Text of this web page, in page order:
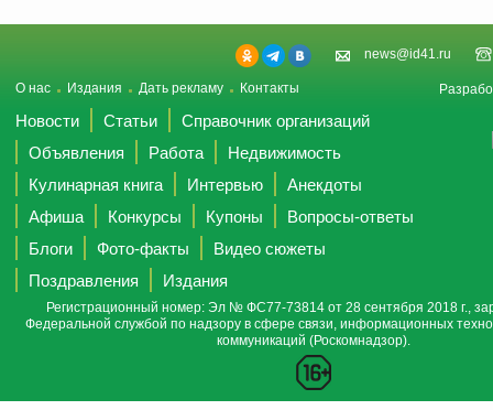
news@id41.ru
О нас Издания Дать рекламу Контакты
Новости Статьи
Справочник организаций
Объявления
Работа
Недвижимость
Кулинарная книга
Интервью
Анекдоты
Афиша
Конкурсы Купоны
Вопросы-ответы
Блоги
Фото-факты
Видео сюжеты
Поздравления
Издания
Регистрационный номер: Эл № ФС77-73814 от 28 сентября 2018 г.,
Федеральной службой по надзору в сфере связи, информационных
коммуникаций (Роскомнадзор).